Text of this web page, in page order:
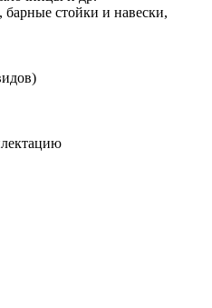
стойки и навески,